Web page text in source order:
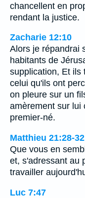
chancellent en
rendant la justice.
Zacharie 12:10
Alors je répandrai
habitants de
supplication, Et ils
celui qu'ils ont
on pleure sur un
amèrement sur lui
premier-né.
Matthieu 21:28-32
Que vous en
et, s'adressant au
travailler
Luc 7:47